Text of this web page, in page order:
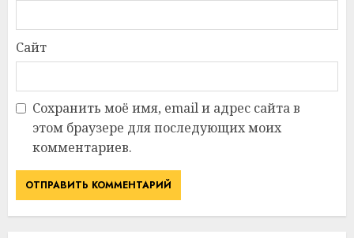
Сайт
Сохранить моё имя, email и адрес сайта в
этом браузере для последующих моих
комментариев.